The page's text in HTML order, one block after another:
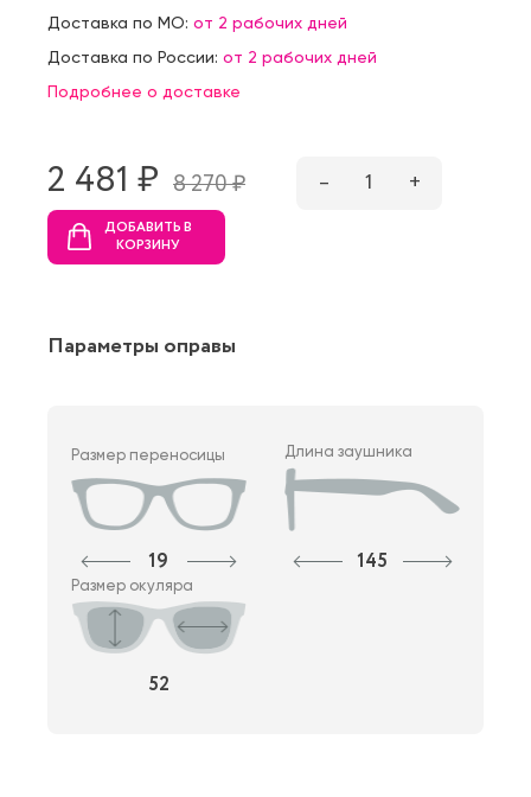
Доставка по МО: от 2 рабочих дней
Доставка по России: от 2 рабочих дней
Подробнее о доставке
2 481 ₷ 8 270 ₷ – 1 +
ДОБАВИТЬ В
КОРЗИНУ
Параметры оправы
Размер переносицы
19
Длина заушника
145
Размер окуляра
52